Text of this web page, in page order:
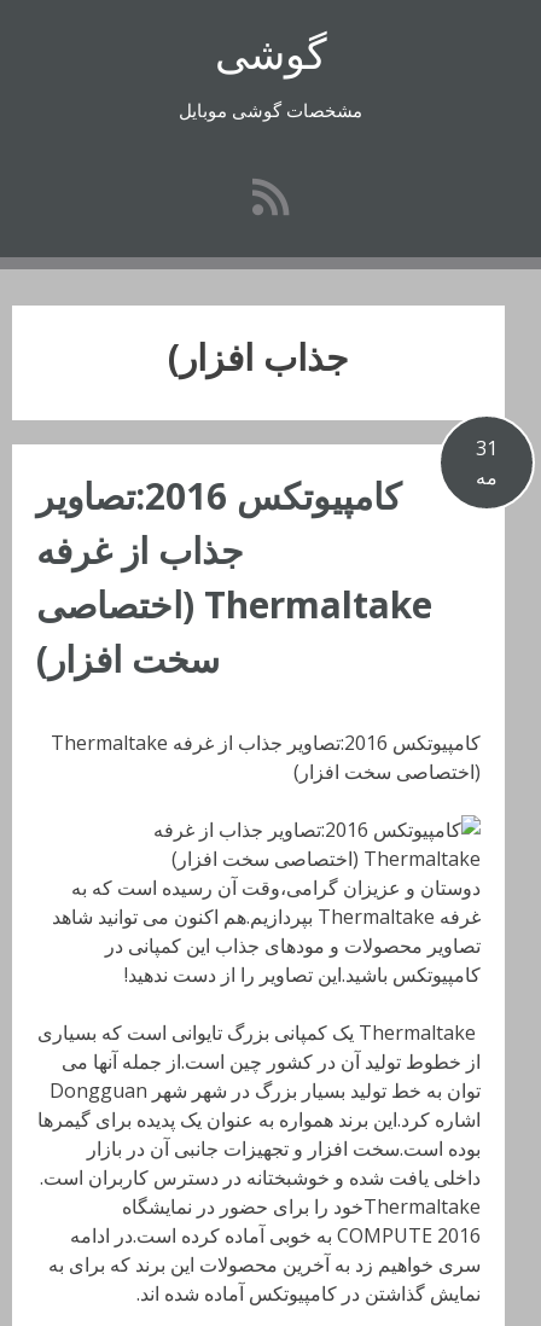
گوشی
مشخصات گوشی موبایل
جذاب افزار)
31
مه
کامپیوتکس 2016:تصاویر
جذاب از غرفه
Thermaltake (اختصاصی
سخت افزار)
کامپیوتکس 2016:تصاویر جذاب از غرفه Thermaltake
(اختصاصی سخت افزار)
دوستان و عزیزان گرامی،وقت آن رسیده است که به
غرفه Thermaltake بپردازیم.هم اکنون می توانید شاهد
تصاویر محصولات و مودهای جذاب این کمپانی در
کامپیوتکس باشید.این تصاویر را از دست ندهید!
یک کمپانی بزرگ تایوانی است که بسیاری
از خطوط تولید آن در کشور چین است.از جمله آنها می
توان به خط تولید بسیار بزرگ در شهر شهر Dongguan
اشاره کرد.این برند همواره به عنوان یک پدیده برای گیمرها
بوده است.سخت افزار و تجهیزات جانبی آن در بازار
داخلی یافت شده و خوشبختانه در دسترس کاربران است.
Thermaltakeخود را برای حضور در نمایشگاه
COMPUTE 2016 به خوبی آماده کرده است.در ادامه
سری خواهیم زد به آخرین محصولات این برند که برای به
نمایش گذاشتن در کامپیوتکس آماده شده اند.